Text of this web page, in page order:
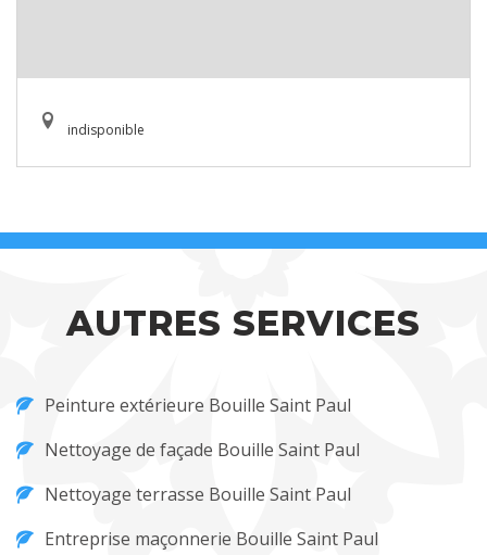
indisponible
AUTRES SERVICES
Peinture extérieure Bouille Saint Paul
Nettoyage de façade Bouille Saint Paul
Nettoyage terrasse Bouille Saint Paul
Entreprise maçonnerie Bouille Saint Paul